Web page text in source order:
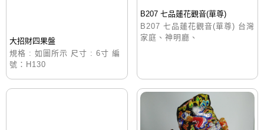
大招財四果盤
規格 : 如圖所示 尺寸 : 6寸 編
號：H130
B207 七品蓮花觀音(單尊)
B207 七品蓮花觀音(單尊) 台灣
家庭、神明廳、